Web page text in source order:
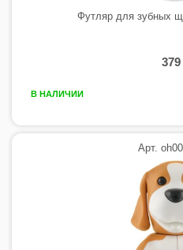
Футляр для зубных
В НАЛИЧИИ
Арт.